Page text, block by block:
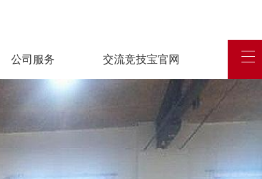
公司服务 交流竞技宝官网